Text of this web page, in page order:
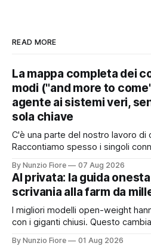
READ MORE
La mappa completa dei
modi ("and more to
agente ai sistemi veri,
sola chiave
C'è una parte del nostro lavoro di
Raccontiamo spesso i singoli
pezzo: sta nel catalogo intero e in
quando i pezzi lavorano insieme.
By Nunzio Fiore 07 Aug 2026
AI privata: la guida
scrivania alla farm da
I migliori modelli open-weight
con i giganti chiusi. Questo
By Nunzio Fiore 01 Aug 2026